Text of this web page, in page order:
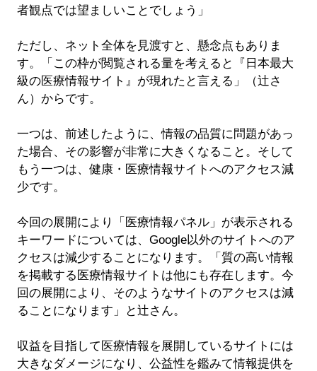
者観点では望ましいことでしょう」
ただし、ネット全体を見渡すと、懸念点もありま
す。「この枠が閲覧される量を考えると『日本最大
級の医療情報サイト』が現れたと言える」（辻さ
ん）からです。
一つは、前述したように、情報の品質に問題があっ
た場合、その影響が非常に大きくなること。そして
もう一つは、健康・医療情報サイトへのアクセス減
少です。
今回の展開により「医療情報パネル」が表示される
キーワードについては、Google以外のサイトへのア
クセスは減少することになります。「質の高い情報
を掲載する医療情報サイトは他にも存在します。今
回の展開により、そのようなサイトのアクセスは減
ることになります」と辻さん。
収益を目指して医療情報を展開しているサイトには
大きなダメージになり、公益性を鑑みて情報提供を